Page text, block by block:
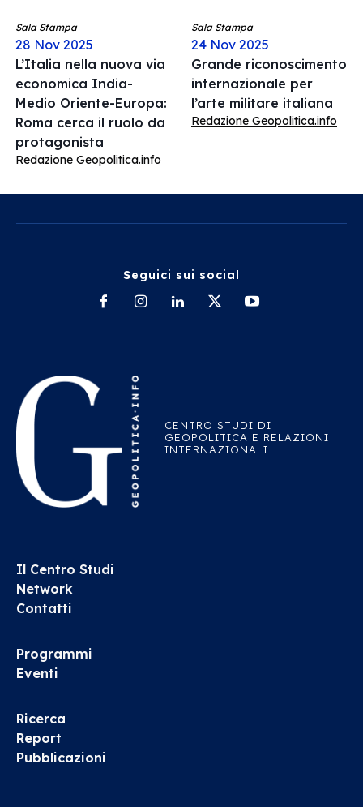
Sala Stampa
28 Nov 2025
L’Italia nella nuova via
economica India-
Medio Oriente-Europa:
Roma cerca il ruolo da
protagonista
Redazione Geopolitica.info
Sala Stampa
24 Nov 2025
Grande riconoscimento
internazionale per
l’arte militare italiana
Redazione Geopolitica.info
Seguici sui social
CENTRO STUDI DI
GEOPOLITICA E RELAZIONI
INTERNAZIONALI
Il Centro Studi
Network
Contatti
Programmi
Eventi
Ricerca
Report
Pubblicazioni